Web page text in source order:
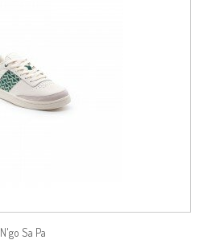
N'go Sa Pa